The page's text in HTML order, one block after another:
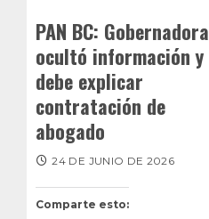
PAN BC: Gobernadora
ocultó información y
debe explicar
contratación de
abogado
Comparte esto:
24 DE JUNIO DE 2026